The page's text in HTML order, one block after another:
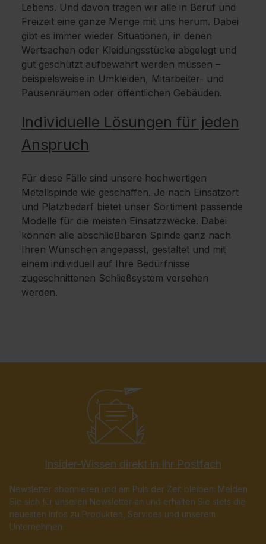
Lebens. Und davon tragen wir alle in Beruf und
Freizeit eine ganze Menge mit uns herum. Dabei
gibt es immer wieder Situationen, in denen
Wertsachen oder Kleidungsstücke abgelegt und
gut geschützt aufbewahrt werden müssen –
beispielsweise in Umkleiden, Mitarbeiter- und
Pausenräumen oder öffentlichen Gebäuden.
Individuelle Lösungen für jeden
Anspruch
Für diese Fälle sind unsere hochwertigen
Metallspinde wie geschaffen. Je nach Einsatzort
und Platzbedarf bietet unser Sortiment passende
Modelle für die meisten Einsatzzwecke. Dabei
können alle abschließbaren Spinde ganz nach
Ihren Wünschen angepasst, gestaltet und mit
einem individuell auf Ihre Bedürfnisse
zugeschnittenen Schließsystem versehen
werden.
Insider-Wissen direkt in Ihr Postfach
Newsletter abonnieren und am Puls der Zeit bleiben: Melden
Sie sich für unseren Newsletter an und erhalten Sie stets die
neuesten Infos zu Produkten, Services und unserem
Unternehmen.